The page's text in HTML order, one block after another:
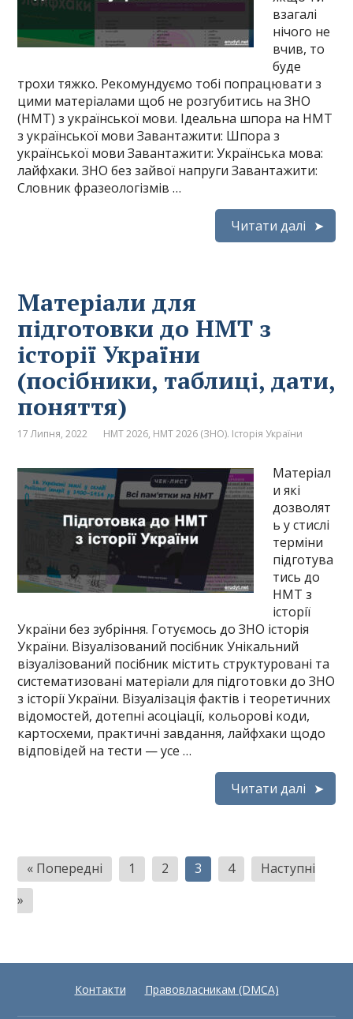
взагалі
нічого не
вчив, то
буде
трохи тяжко. Рекомундуємо тобі попрацювати з
цими матеріалами щоб не розгубитись на ЗНО
(НМТ) з української мови. Ідеальна шпора на НМТ
з української мови Завантажити: Шпора з
української мови Завантажити: Українська мова:
лайфхаки. ЗНО без зайвої напруги Завантажити:
Словник фразеологізмів …
Читати далі
Матеріали для
підготовки до НМТ з
історії України
(посібники, таблиці, дати,
поняття)
17 Липня, 2022 НМТ 2026, НМТ 2026 (ЗНО). Історія України
Матеріал
и які
дозволят
ь у стислі
терміни
підготува
тись до
НМТ з
історії
України без зубріння. Готуємось до ЗНО історія
України. Візуалізований посібник Унікальний
візуалізований посібник містить структуровані та
систематизовані матеріали для підготовки до ЗНО
з історії України. Візуалізація фактів і теоретичних
відомостей, дотепні асоціації, кольорові коди,
картосхеми, практичні завдання, лайфхаки щодо
відповідей на тести — усе …
Читати далі
Пагінація
записів
« Попередні 1 2 3 4
Наступні
»
Контакти Правовласникам (DMCA)